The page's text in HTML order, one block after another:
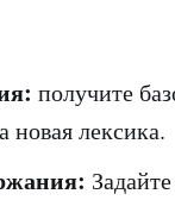
получите
новая лексика.